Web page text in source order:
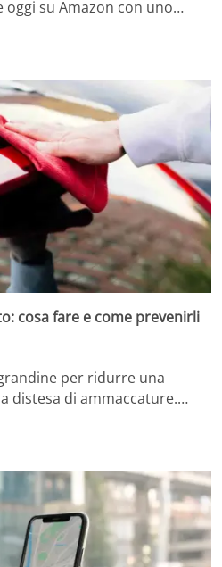
oggi su Amazon con uno…
cosa fare e come prevenirli
per ridurre una
distesa di ammaccature.…